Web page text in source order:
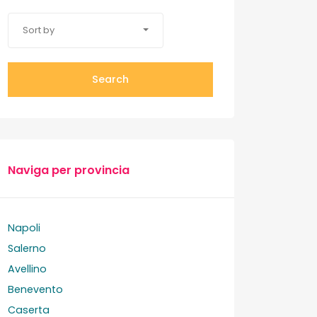
Sort by
Search
Naviga per provincia
Napoli
Salerno
Avellino
Benevento
Caserta